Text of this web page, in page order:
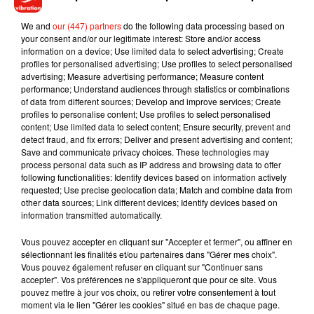
cuillères en bois vous éviteront d’avoir des pâtes collées
au fond.
Vous avez maintenant tout le savoir nécessaire pour é-pâter
votre entourage.
Musique
Julien Lieb s’essaye à la vie de chatelain
dans son nouveau clip
7 août 2026
Madonna sort enfin le remix de « Love
Sensation » avec Kylie Minogue
We and our (447) partnersdo the following data processing based on
your consent and/or our legitimate interest: Store and/or access
information on a device; Use limited data to select advertising; Create
profiles for personalised advertising; Use profiles to select personalised
advertising; Measure advertising performance; Measure content
performance; Understand audiences through statistics or combinations
of data from different sources; Develop and improve services; Create
profiles to personalise content; Use profiles to select personalised
content; Use limited data to select content; Ensure security, prevent and
detect fraud, and fix errors; Deliver and present advertising and content;
Save and communicate privacy choices. These technologies may
process personal data such as IP address and browsing data to offer
following functionalities: Identify devices based on information actively
requested; Use precise geolocation data; Match and combine data from
other data sources; Link different devices; Identify devices based on
information transmitted automatically.
Vous pouvez accepter en cliquant sur "Accepter et fermer", ou affiner en
sélectionnant les finalités et/ou partenaires dans "Gérer mes choix".
Vous pouvez également refuser en cliquant sur "Continuer sans
accepter". Vos préférences ne s'appliqueront que pour ce site. Vous
pouvez mettre à jour vos choix, ou retirer votre consentement à tout
moment via le lien "Gérer les cookies" situé en bas de chaque page.